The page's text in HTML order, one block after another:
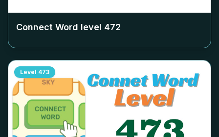
Connect Word level 472
Level 473